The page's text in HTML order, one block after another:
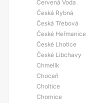
Červená Voda
Česká Rybná
Česká Třebová
České Heřmanice
České Lhotice
České Libchavy
Chmelík
Choceň
Choltice
Chornice